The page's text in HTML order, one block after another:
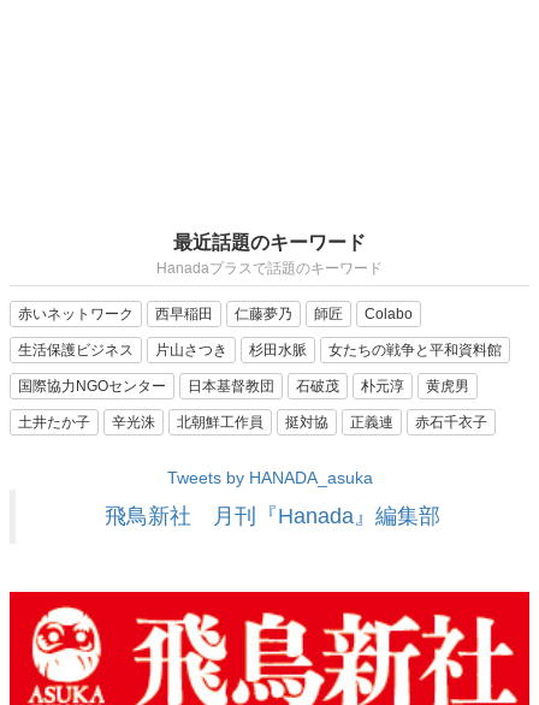
最近話題のキーワード
Hanadaプラスで話題のキーワード
赤いネットワーク 西早稲田 仁藤夢乃 師匠 Colabo
生活保護ビジネス 片山さつき 杉田水脈 女たちの戦争と平和資料館
国際協力NGOセンター 日本基督教団 石破茂 朴元淳 黄虎男
土井たか子 辛光洙 北朝鮮工作員 挺対協 正義連 赤石千衣子
Tweets by HANADA_asuka
飛鳥新社 月刊『Hanada』編集部